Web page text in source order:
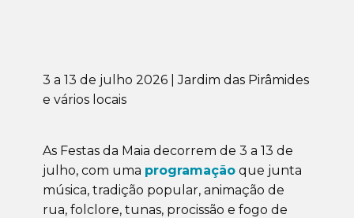
3 a 13 de julho 2026 | Jardim das Pirâmides
e vários locais
As Festas da Maia decorrem de 3 a 13 de
julho, com uma programação que junta
música, tradição popular, animação de
rua, folclore, tunas, procissão e fogo de